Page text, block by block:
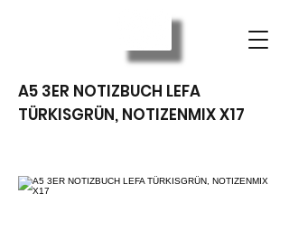
A5 3ER NOTIZBUCH LEFA
TÜRKISGRÜN, NOTIZENMIX X17